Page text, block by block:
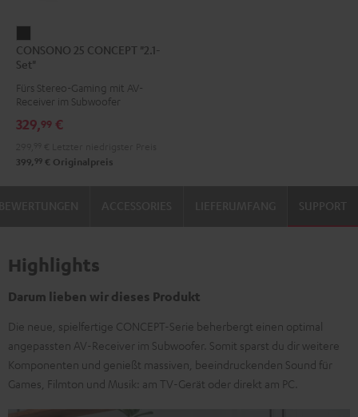
25
CONCEPT
"2.1-
Schwarz
CONSONO 25 CONCEPT "2.1-
Set"
Fürs Stereo-Gaming mit AV-
Receiver im Subwoofer
329,99 €
399, 99 € Originalpreis
SUPPORT
Highlights
Darum lieben wir dieses Produkt
Die neue, spielfertige CONCEPT-Serie beherbergt einen optimal
angepassten AV-Receiver im Subwoofer. Somit sparst du dir weitere
Komponenten und genießt massiven, beeindruckenden Sound für
Games, Filmton und Musik: am TV-Gerät oder direkt am PC.